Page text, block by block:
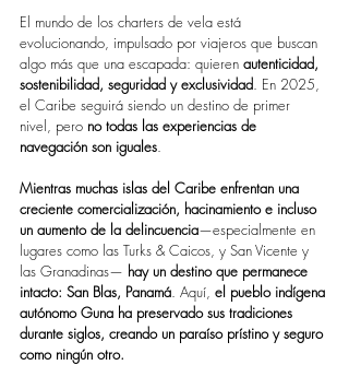
El mundo de los charters de vela está
evolucionando, impulsado por viajeros que buscan
algo más que una escapada: quieren autenticidad,
sostenibilidad, seguridad y exclusividad. En 2025,
el Caribe seguirá siendo un destino de primer
nivel, pero no todas las experiencias de
navegación son iguales.
Mientras muchas islas del Caribe enfrentan una
creciente comercialización, hacinamiento e incluso
un aumento de la delincuencia—especialmente en
lugares como las Turks & Caicos, y San Vicente y
las Granadinas— hay un destino que permanece
intacto: San Blas, Panamá. Aquí, el pueblo indígena
autónomo Guna ha preservado sus tradiciones
durante siglos, creando un paraíso prístino y seguro
como ningún otro.